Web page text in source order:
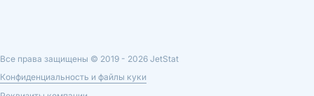
Все права защищены © 2019 - 2026 JetStat
Конфиденциальность и файлы куки